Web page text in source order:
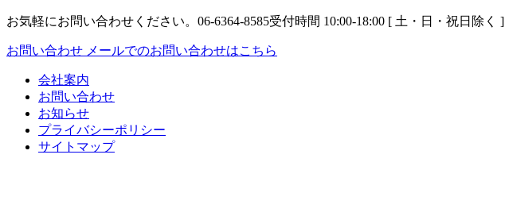
お気軽にお問い合わせください。 06-6364-8585受付時間 10:00-18:00 [ 土・日・祝日除く ]
お問い合わせ メールでのお問い合わせはこちら
会社案内
お問い合わせ
お知らせ
プライバシーポリシー
サイトマップ